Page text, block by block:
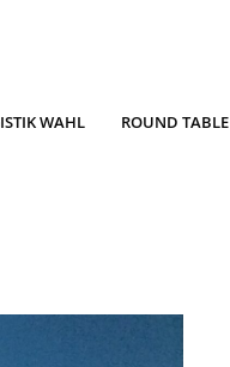
WAHL ROUND TABLE